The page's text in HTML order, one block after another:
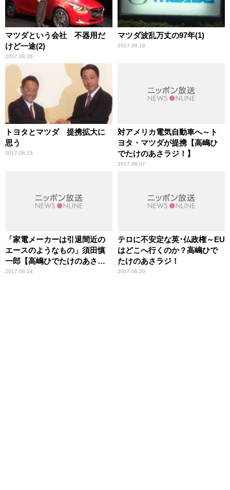
マツダという会社 不器用だ
けど一途(2)
2017.08.26
マツダ波乱万丈の97年(1)
2017.08.19
トヨタとマツダ 提携拡大に
思う
2017.08.15
対アメリカ電気自動車へ～ト
ヨタ・マツダが提携【高嶋ひ
でたけのあさラジ！】
2017.08.07
「家電メーカーは引退間近の
エースのようなもの」須田慎
一郎【高嶋ひでたけのあさラ
ジ！】
2017.08.14
テロに不安定な英･仏政権～EU
はどこへ行くのか？高嶋ひで
たけのあさラジ！
2017.06.20